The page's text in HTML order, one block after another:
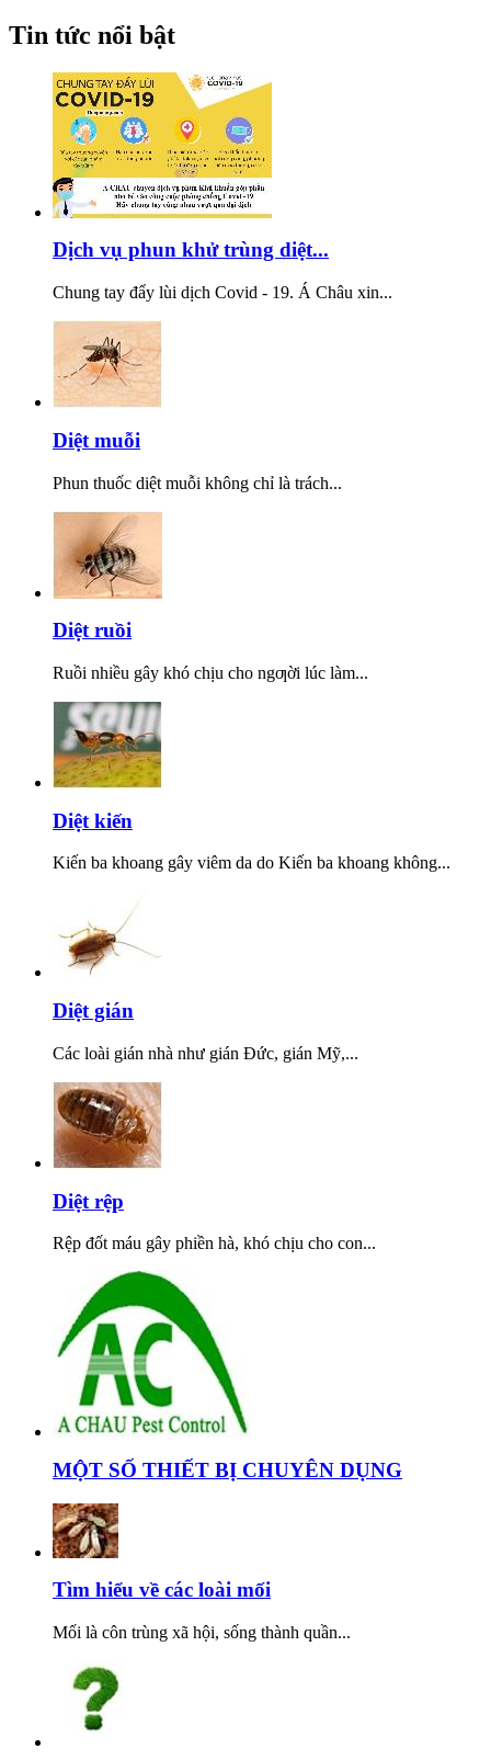
Tin tức nổi bật
Dịch vụ phun khử trùng diệt...
Chung tay đẩy lùi dịch Covid - 19. Á Châu xin...
Diệt muỗi
Phun thuốc diệt muỗi không chỉ là trách...
Diệt ruồi
Ruồi nhiều gây khó chịu cho ngƣời lúc làm...
Diệt kiến
Kiến ba khoang gây viêm da do Kiến ba khoang không...
Diệt gián
Các loài gián nhà như gián Đức, gián Mỹ,...
Diệt rệp
Rệp đốt máu gây phiền hà, khó chịu cho con...
MỘT SỐ THIẾT BỊ CHUYÊN DỤNG
Tìm hiểu về các loài mối
Mối là côn trùng xã hội, sống thành quần...